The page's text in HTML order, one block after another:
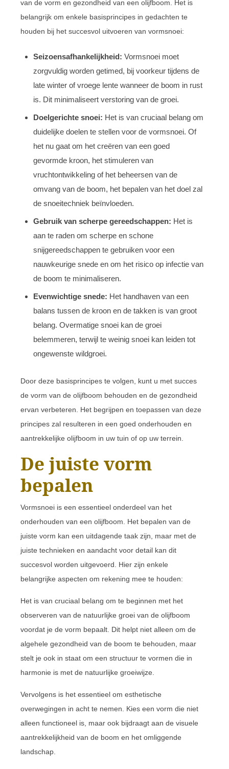
van de vorm en gezondheid van een olijfboom. Het is
belangrijk om enkele basisprincipes in gedachten te
houden bij het succesvol uitvoeren van vormsnoei:
Seizoensafhankelijkheid: Vormsnoei moet
zorgvuldig worden getimed, bij voorkeur tijdens de
late winter of vroege lente wanneer de boom in rust
is. Dit minimaliseert verstoring van de groei.
Doelgerichte snoei: Het is van cruciaal belang om
duidelijke doelen te stellen voor de vormsnoei. Of
het nu gaat om het creëren van een goed
gevormde kroon, het stimuleren van
vruchtontwikkeling of het beheersen van de
omvang van de boom, het bepalen van het doel zal
de snoeitechniek beïnvloeden.
Gebruik van scherpe gereedschappen: Het is
aan te raden om scherpe en schone
snijgereedschappen te gebruiken voor een
nauwkeurige snede en om het risico op infectie van
de boom te minimaliseren.
Evenwichtige snede: Het handhaven van een
balans tussen de kroon en de takken is van groot
belang. Overmatige snoei kan de groei
belemmeren, terwijl te weinig snoei kan leiden tot
ongewenste wildgroei.
Door deze basisprincipes te volgen, kunt u met succes
de vorm van de olijfboom behouden en de gezondheid
ervan verbeteren. Het begrijpen en toepassen van deze
principes zal resulteren in een goed onderhouden en
aantrekkelijke olijfboom in uw tuin of op uw terrein.
De juiste vorm
bepalen
Vormsnoei is een essentieel onderdeel van het
onderhouden van een olijfboom. Het bepalen van de
juiste vorm kan een uitdagende taak zijn, maar met de
juiste technieken en aandacht voor detail kan dit
succesvol worden uitgevoerd. Hier zijn enkele
belangrijke aspecten om rekening mee te houden:
Het is van cruciaal belang om te beginnen met het
observeren van de natuurlijke groei van de olijfboom
voordat je de vorm bepaalt. Dit helpt niet alleen om de
algehele gezondheid van de boom te behouden, maar
stelt je ook in staat om een structuur te vormen die in
harmonie is met de natuurlijke groeiwijze.
Vervolgens is het essentieel om esthetische
overwegingen in acht te nemen. Kies een vorm die niet
alleen functioneel is, maar ook bijdraagt aan de visuele
aantrekkelijkheid van de boom en het omliggende
landschap.